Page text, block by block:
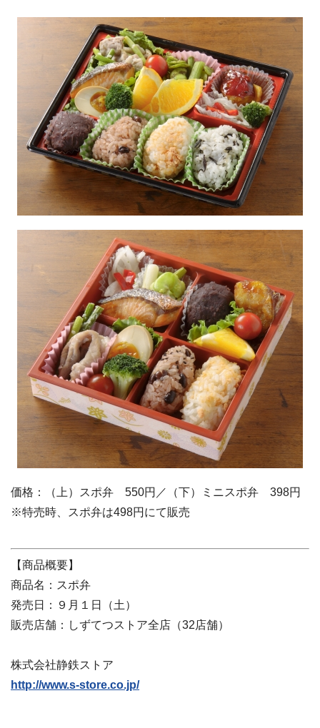
価格：（上）スポ弁 550円／（下）ミニスポ弁 398円
※特売時、スポ弁は498円にて販売
【商品概要】
商品名：スポ弁
発売日：９月１日（土）
販売店舗：しずてつストア全店（32店舗）
株式会社静鉄ストア
http://www.s-store.co.jp/